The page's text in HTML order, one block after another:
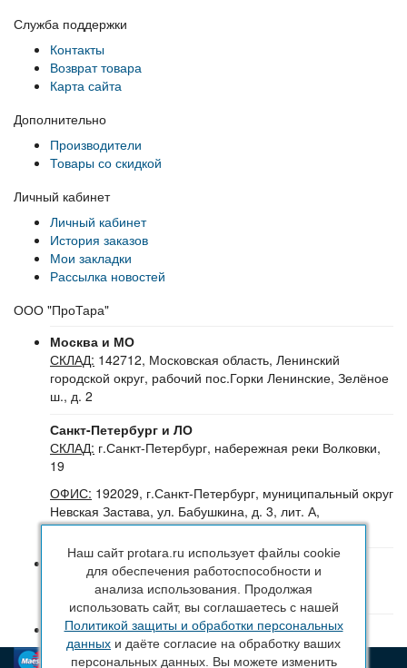
Служба поддержки
Контакты
Возврат товара
Карта сайта
Дополнительно
Производители
Товары со скидкой
Личный кабинет
Личный кабинет
История заказов
Мои закладки
Рассылка новостей
ООО "ПроТара"
Москва и МО
СКЛАД: 142712, Московская область, Ленинский
городской округ, рабочий пос.Горки Ленинские, Зелёное
ш., д. 2
Санкт-Петербург и ЛО
СКЛАД: г.Санкт-Петербург, набережная реки Волковки,
19
ОФИС: 192029, г.Санкт-Петербург, муниципальный округ
Невская Застава, ул. Бабушкина, д. 3, лит. А,
помещение 30Н (№16-24), офис 504-504Б
8 (800) 222 44 29(Бесплатный звонок по РФ)
+7 (963) 314 20 33(Санкт-Петербург и ЛО)
+7 (963) 314 20 33(Москва и МО)
sales@protara.ru
Наш сайт protara.ru использует файлы cookie
для обеспечения работоспособности и
анализа использования. Продолжая
использовать сайт, вы соглашаетесь с нашей
Политикой защиты и обработки персональных
данных и даёте согласие на обработку ваших
персональных данных. Вы можете изменить